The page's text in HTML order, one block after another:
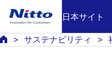
日本サイト
サステナビリティ